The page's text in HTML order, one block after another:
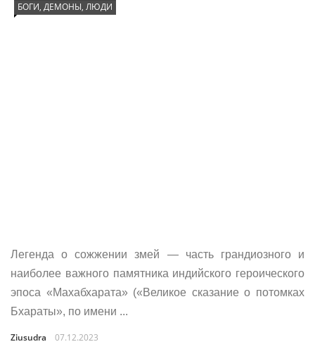
БОГИ, ДЕМОНЫ, ЛЮДИ
Легенда о сожжении змей — часть грандиозного и
наиболее важного памятника индийского героического
эпоса «Махабхарата» («Великое сказание о потомках
Бхараты», по имени ...
Ziusudra 07.12.2023